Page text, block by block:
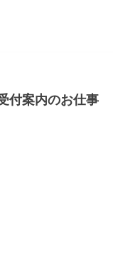
付案内のお仕事